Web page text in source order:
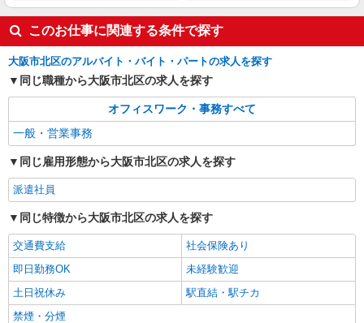
営業事務/一般事務
月給243000円 ★交通費規定に基づき交通費支
大阪府大阪市北区（大阪メトロ谷町線中崎町
駅）
キープ 詳細を見る
このお仕事に関連する条件で探す
大阪市北区のアルバイト・バイト・パートの求人を探す
同じ職種から大阪市北区の求人を探す
オフィスワーク・事務すべて
一般・営業事務
同じ雇用形態から大阪市北区の求人を探す
派遣社員
同じ特徴から大阪市北区の求人を探す
交通費支給
社会保険あり
即日勤務OK
未経験歓迎
土日祝休み
駅直結・駅チカ
禁煙・分煙